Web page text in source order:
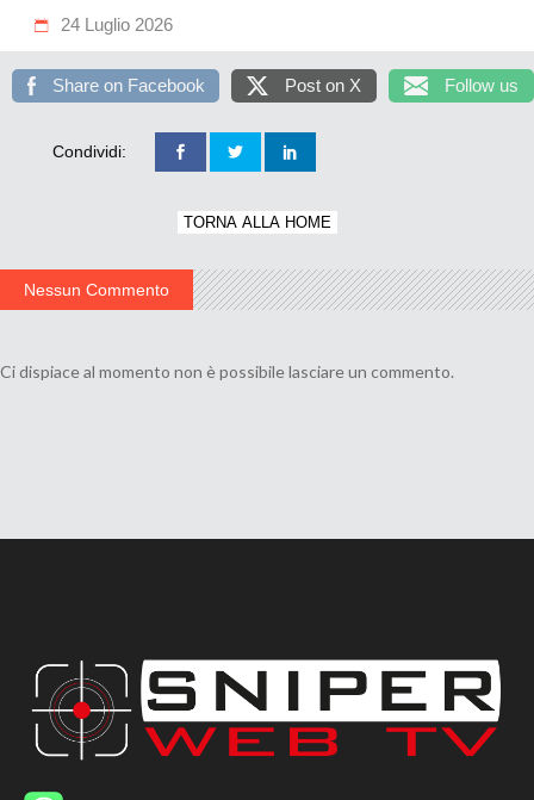
24 Luglio 2026
Share on Facebook Post on X Follow us
Condividi:
TORNA ALLA HOME
Nessun Commento
Ci dispiace al momento non è possibile lasciare un commento.